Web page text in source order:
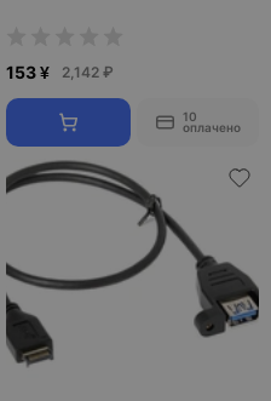
153 ¥ 2,142 ₽
10
оплачено